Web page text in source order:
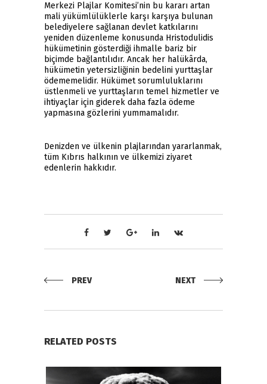
Merkezi Plajlar Komitesi’nin bu kararı artan
mali yükümlülüklerle karşı karşıya bulunan
belediyelere sağlanan devlet katkılarını
yeniden düzenleme konusunda Hristodulidis
hükümetinin gösterdiği ihmalle bariz bir
biçimde bağlantılıdır. Ancak her halükârda,
hükümetin yetersizliğinin bedelini yurttaşlar
ödememelidir. Hükümet sorumluluklarını
üstlenmeli ve yurttaşların temel hizmetler ve
ihtiyaçlar için giderek daha fazla ödeme
yapmasına gözlerini yummamalıdır.
Denizden ve ülkenin plajlarından yararlanmak,
tüm Kıbrıs halkının ve ülkemizi ziyaret
edenlerin hakkıdır.
PREV NEXT
RELATED POSTS